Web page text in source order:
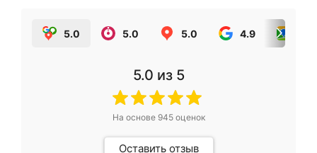
5.0 5.0 5.0 4.9
5.0 из 5
На основе 945оценок
Оставить отзыв